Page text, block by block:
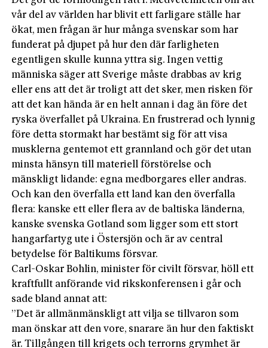
vår del av världen har blivit ett farligare ställe har
ökat, men frågan är hur många svenskar som har
funderat på djupet på hur den där farligheten
egentligen skulle kunna yttra sig. Ingen vettig
människa säger att Sverige måste drabbas av krig
eller ens att det är troligt att det sker, men risken för
att det kan hända är en helt annan i dag än före det
ryska överfallet på Ukraina. En frustrerad och lynnig
före detta stormakt har bestämt sig för att visa
musklerna gentemot ett grannland och gör det utan
minsta hänsyn till materiell förstörelse och
mänskligt lidande: egna medborgares eller andras.
Och kan den överfalla ett land kan den överfalla
flera: kanske ett eller flera av de baltiska länderna,
kanske svenska Gotland som ligger som ett stort
hangarfartyg ute i Östersjön och är av central
betydelse för Baltikums försvar.
Carl-Oskar Bohlin, minister för civilt försvar, höll ett
kraftfullt anförande vid rikskonferensen i går och
sade bland annat att:
”Det är allmänmänskligt att vilja se tillvaron som
man önskar att den vore, snarare än hur den faktiskt
är. Tillgången till krigets och terrorns grymhet är